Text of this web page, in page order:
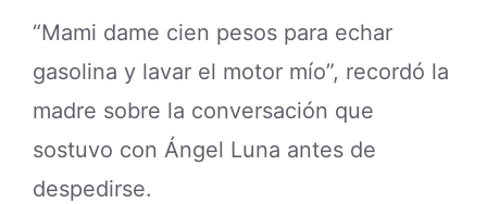
“Mami dame cien pesos para echar
gasolina y lavar el motor mío”, recordó la
madre sobre la conversación que
sostuvo con Ángel Luna antes de
despedirse.